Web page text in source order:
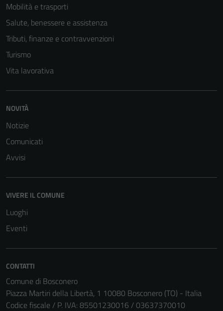
Mobilità e trasporti
Salute, benessere e assistenza
Tributi, finanze e contravvenzioni
Turismo
Vita lavorativa
NOVITÀ
Notizie
Comunicati
Avvisi
VIVERE IL COMUNE
Luoghi
Eventi
CONTATTI
Comune di Bosconero
Piazza Martiri della Libertà, 1 10080 Bosconero (TO) - Italia
Codice fiscale / P. IVA: 85501230016 / 03637370010